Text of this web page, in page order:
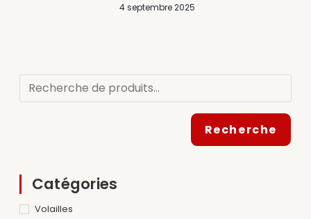
4 septembre 2025
Recherche
Catégories
Volailles